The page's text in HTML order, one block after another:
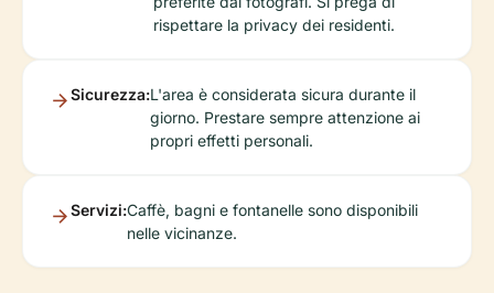
rispettare la privacy dei residenti.
Sicurezza:L'area è considerata sicura durante il
giorno. Prestare sempre attenzione ai
propri effetti personali.
Servizi:Caffè, bagni e fontanelle sono disponibili
nelle vicinanze.